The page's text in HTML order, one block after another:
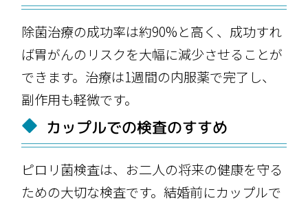
除菌治療の成功率は約90%と高く、成功すれ
ば胃がんのリスクを大幅に減少させることが
できます。治療は1週間の内服薬で完了し、
副作用も軽微です。
カップルでの検査のすすめ
ピロリ菌検査は、お二人の将来の健康を守る
ための大切な検査です。結婚前にカップルで